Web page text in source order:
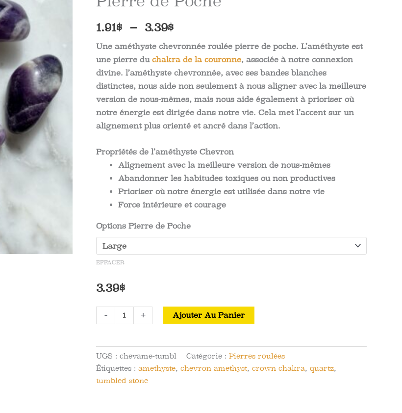
1.91$ – 3.39$Plage
de
prix :
1.91$
à
3.39$
Une améthyste chevronnée roulée pierre de poche. L’améthyste est
une pierre du chakra de la couronne, associée à notre connexion
divine. l’améthyste chevronnée, avec ses bandes blanches
distinctes, nous aide non seulement à nous aligner avec la meilleure
version de nous-mêmes, mais nous aide également à prioriser où
notre énergie est dirigée dans notre vie. Cela met l’accent sur un
alignement plus orienté et ancré dans l’action.
Propriétés de l’améthyste Chevron
Alignement avec la meilleure version de nous-mêmes
Abandonner les habitudes toxiques ou non productives
Prioriser où notre énergie est utilisée dans notre vie
Force intérieure et courage
Options Pierre de Poche
EFFACER
3.39$
-
quantité
de
Chevronnée
Roulée
Pierre
+ Ajouter Au Panier
UGS : chevame-tumbl Catégorie : Pierres roulées
Étiquettes : amethyste, chevron amethyst, crown chakra, quartz,
tumbled stone